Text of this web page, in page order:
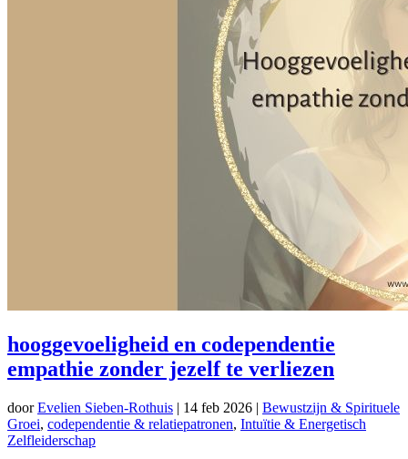
hooggevoeligheid en codependentie
empathie zonder jezelf te verliezen
doorEvelien Sieben-Rothuis | 14 feb 2026 | Bewustzijn & Spirituele
Groei, codependentie & relatiepatronen, Intuïtie & Energetisch
Zelfleiderschap